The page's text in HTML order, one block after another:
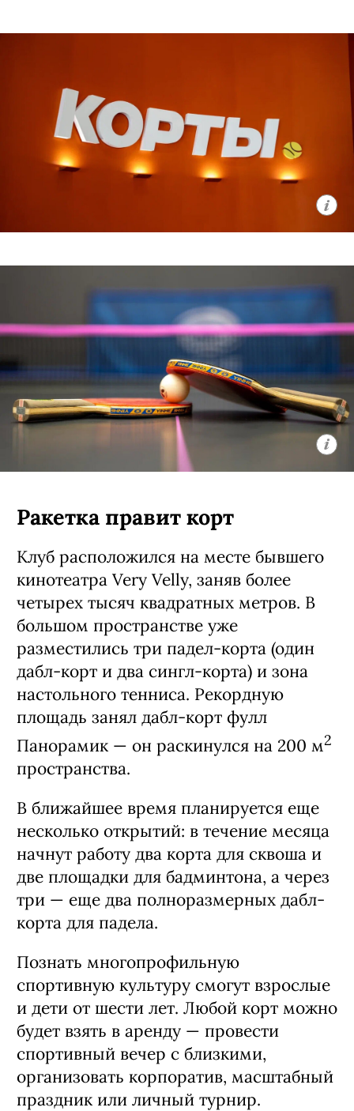
Ракетка правит корт
Клуб расположился на месте бывшего
кинотеатра Very Velly, заняв более
четырех тысяч квадратных метров. В
большом пространстве уже
разместились три падел-корта (один
дабл-корт и два сингл-корта) и зона
настольного тенниса. Рекордную
площадь занял дабл-корт фулл
Панорамик — он раскинулся на 200 м2
пространства.
В ближайшее время планируется еще
несколько открытий: в течение месяца
начнут работу два корта для сквоша и
две площадки для бадминтона, а через
три — еще два полноразмерных дабл-
корта для падела.
Познать многопрофильную
спортивную культуру смогут взрослые
и дети от шести лет. Любой корт можно
будет взять в аренду — провести
спортивный вечер с близкими,
организовать корпоратив, масштабный
праздник или личный турнир.